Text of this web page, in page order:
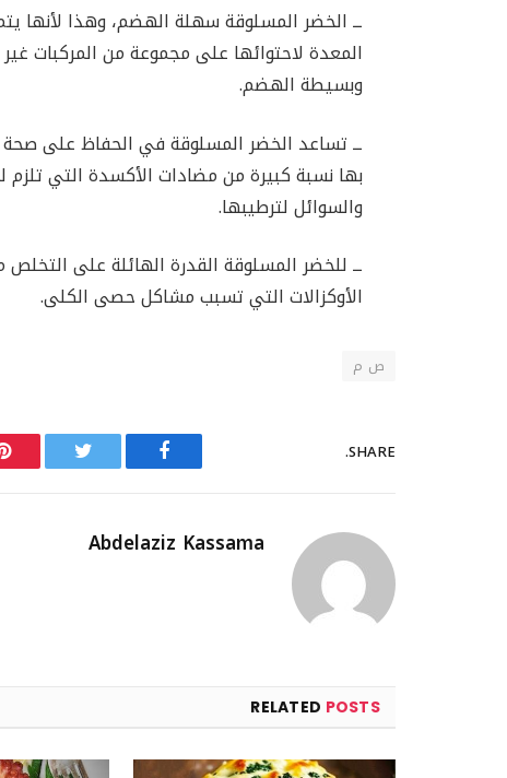
ــ الخضر المسلوقة سهلة الهضم، وهذا لأنها
المعدة لاحتوائها على مجموعة من المركبات
وبسيطة الهضم.
ــ تساعد الخضر المسلوقة في الحفاظ على صحة
بها نسبة كبيرة من مضادات الأكسدة التي تلزم
والسوائل لترطيبها.
ــ للخضر المسلوقة القدرة الهائلة على
الأوكزالات التي تسبب مشاكل حصى الكلى.
ص م
SHARE.
Facebook
Abdelaziz Kassama
RELATED POSTS